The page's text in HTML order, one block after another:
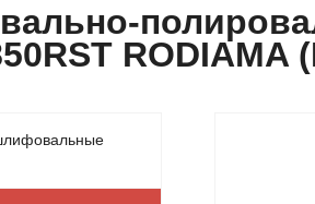
RODIAMA